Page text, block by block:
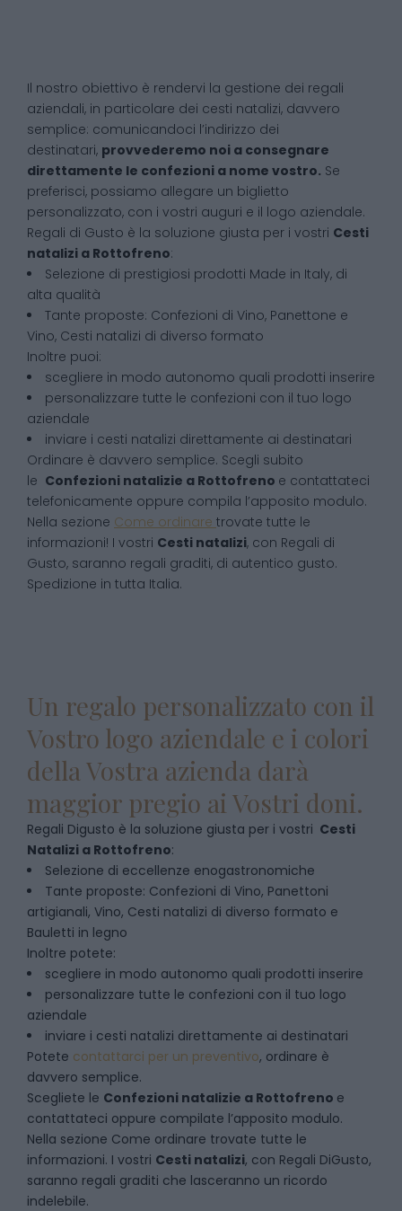
Il nostro obiettivo è rendervi la gestione dei regali
aziendali, in particolare dei cesti natalizi, davvero
semplice: comunicandoci l’indirizzo dei
destinatari, provvederemo noi a consegnare
direttamente le confezioni a nome vostro. Se
preferisci, possiamo allegare un biglietto
personalizzato, con i vostri auguri e il logo aziendale.
Regali di Gusto è la soluzione giusta per i vostri Cesti
natalizi a Rottofreno:
Selezione di prestigiosi prodotti Made in Italy, di
alta qualità
Tante proposte: Confezioni di Vino, Panettone e
Vino, Cesti natalizi di diverso formato
Inoltre puoi:
scegliere in modo autonomo quali prodotti inserire
personalizzare tutte le confezioni con il tuo logo
aziendale
inviare i cesti natalizi direttamente ai destinatari
Ordinare è davvero semplice. Scegli subito
le Confezioni natalizie a Rottofreno e contattateci
telefonicamente oppure compila l’apposito modulo.
Nella sezione Come ordinare trovate tutte le
informazioni! I vostri Cesti natalizi, con Regali di
Gusto, saranno regali graditi, di autentico gusto.
Spedizione in tutta Italia.
Un regalo personalizzato con il
Vostro logo aziendale e i colori
della Vostra azienda darà
maggior pregio ai Vostri doni.
Regali Digusto è la soluzione giusta per i vostri Cesti
Natalizi a Rottofreno:
Selezione di eccellenze enogastronomiche
Tante proposte: Confezioni di Vino, Panettoni
artigianali, Vino, Cesti natalizi di diverso formato e
Bauletti in legno
Inoltre potete:
scegliere in modo autonomo quali prodotti inserire
personalizzare tutte le confezioni con il tuo logo
aziendale
inviare i cesti natalizi direttamente ai destinatari
Potete contattarci per un preventivo, ordinare è
davvero semplice.
Scegliete le Confezioni natalizie a Rottofreno e
contattateci oppure compilate l’apposito modulo.
Nella sezione Come ordinare trovate tutte le
informazioni. I vostri Cesti natalizi, con Regali DiGusto,
saranno regali graditi che lasceranno un ricordo
indelebile.